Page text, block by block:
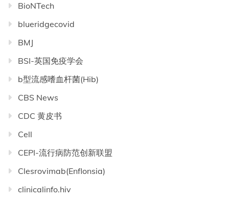
BioNTech
blueridgecovid
BMJ
BSI-英国免疫学会
b型流感嗜血杆菌(Hib)
CBS News
CDC 黄皮书
Cell
CEPI-流行病防范创新联盟
Clesrovimab(Enflonsia)
clinicalinfo.hiv